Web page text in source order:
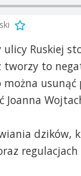
Ruskiej
tworzy to
można
Joanna
dzików,
regulacjach